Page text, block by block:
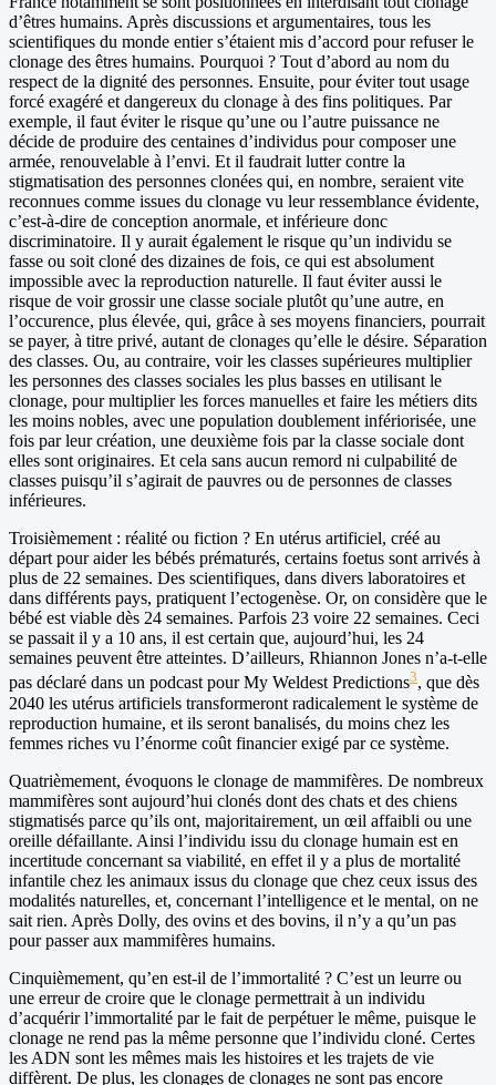
d’êtres humains. Après discussions et argumentaires, tous les
scientifiques du monde entier s’étaient mis d’accord pour refuser le
clonage des êtres humains. Pourquoi ? Tout d’abord au nom du
respect de la dignité des personnes. Ensuite, pour éviter tout usage
forcé exagéré et dangereux du clonage à des fins politiques. Par
exemple, il faut éviter le risque qu’une ou l’autre puissance ne
décide de produire des centaines d’individus pour composer une
armée, renouvelable à l’envi. Et il faudrait lutter contre la
stigmatisation des personnes clonées qui, en nombre, seraient vite
reconnues comme issues du clonage vu leur ressemblance évidente,
c’est-à-dire de conception anormale, et inférieure donc
discriminatoire. Il y aurait également le risque qu’un individu se
fasse ou soit cloné des dizaines de fois, ce qui est absolument
impossible avec la reproduction naturelle. Il faut éviter aussi le
risque de voir grossir une classe sociale plutôt qu’une autre, en
l’occurence, plus élevée, qui, grâce à ses moyens financiers, pourrait
se payer, à titre privé, autant de clonages qu’elle le désire. Séparation
des classes. Ou, au contraire, voir les classes supérieures multiplier
les personnes des classes sociales les plus basses en utilisant le
clonage, pour multiplier les forces manuelles et faire les métiers dits
les moins nobles, avec une population doublement infériorisée, une
fois par leur création, une deuxième fois par la classe sociale dont
elles sont originaires. Et cela sans aucun remord ni culpabilité de
classes puisqu’il s’agirait de pauvres ou de personnes de classes
inférieures.
Troisièmement : réalité ou fiction ? En utérus artificiel, créé au
départ pour aider les bébés prématurés, certains foetus sont arrivés à
plus de 22 semaines. Des scientifiques, dans divers laboratoires et
dans différents pays, pratiquent l’ectogenèse. Or, on considère que le
bébé est viable dès 24 semaines. Parfois 23 voire 22 semaines. Ceci
se passait il y a 10 ans, il est certain que, aujourd’hui, les 24
semaines peuvent être atteintes. D’ailleurs, Rhiannon Jones n’a-t-elle
pas déclaré dans un podcast pour My Weldest Predictions3, que dès
2040 les utérus artificiels transformeront radicalement le système de
reproduction humaine, et ils seront banalisés, du moins chez les
femmes riches vu l’énorme coût financier exigé par ce système.
Quatrièmement, évoquons le clonage de mammifères. De nombreux
mammifères sont aujourd’hui clonés dont des chats et des chiens
stigmatisés parce qu’ils ont, majoritairement, un œil affaibli ou une
oreille défaillante. Ainsi l’individu issu du clonage humain est en
incertitude concernant sa viabilité, en effet il y a plus de mortalité
infantile chez les animaux issus du clonage que chez ceux issus des
modalités naturelles, et, concernant l’intelligence et le mental, on ne
sait rien. Après Dolly, des ovins et des bovins, il n’y a qu’un pas
pour passer aux mammifères humains.
Cinquièmement, qu’en est-il de l’immortalité ? C’est un leurre ou
une erreur de croire que le clonage permettrait à un individu
d’acquérir l’immortalité par le fait de perpétuer le même, puisque le
clonage ne rend pas la même personne que l’individu cloné. Certes
les ADN sont les mêmes mais les histoires et les trajets de vie
diffèrent. De plus, les clonages de clonages ne sont pas encore